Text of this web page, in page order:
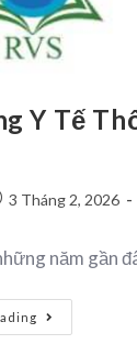
Y Tế
3 Tháng 2, 2026
năm gần